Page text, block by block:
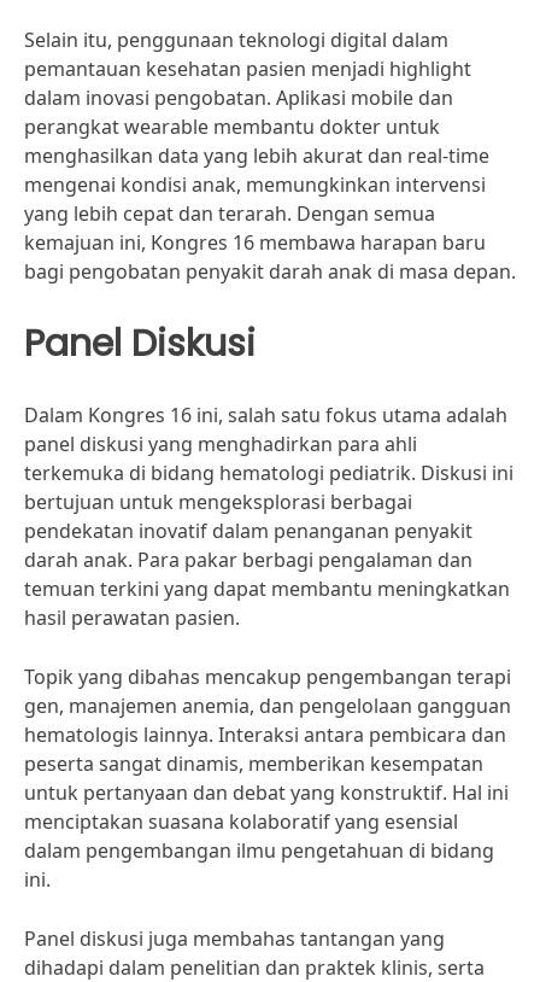
Selain itu, penggunaan teknologi digital dalam
pemantauan kesehatan pasien menjadi highlight
dalam inovasi pengobatan. Aplikasi mobile dan
perangkat wearable membantu dokter untuk
menghasilkan data yang lebih akurat dan real-time
mengenai kondisi anak, memungkinkan intervensi
yang lebih cepat dan terarah. Dengan semua
kemajuan ini, Kongres 16 membawa harapan baru
bagi pengobatan penyakit darah anak di masa depan.
Panel Diskusi
Dalam Kongres 16 ini, salah satu fokus utama adalah
panel diskusi yang menghadirkan para ahli
terkemuka di bidang hematologi pediatrik. Diskusi ini
bertujuan untuk mengeksplorasi berbagai
pendekatan inovatif dalam penanganan penyakit
darah anak. Para pakar berbagi pengalaman dan
temuan terkini yang dapat membantu meningkatkan
hasil perawatan pasien.
Topik yang dibahas mencakup pengembangan terapi
gen, manajemen anemia, dan pengelolaan gangguan
hematologis lainnya. Interaksi antara pembicara dan
peserta sangat dinamis, memberikan kesempatan
untuk pertanyaan dan debat yang konstruktif. Hal ini
menciptakan suasana kolaboratif yang esensial
dalam pengembangan ilmu pengetahuan di bidang
ini.
Panel diskusi juga membahas tantangan yang
dihadapi dalam penelitian dan praktek klinis, serta